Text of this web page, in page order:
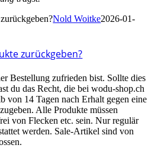
Nold Woitke2026-01-
zurückgeben?
Bestellung zufrieden bist. Sollte dies
du das Recht, die bei wodu-shop.ch
von 14 Tagen nach Erhalt gegen eine
Alle Produkte müssen
von Flecken etc. sein. Nur regulär
werden. Sale-Artikel sind von